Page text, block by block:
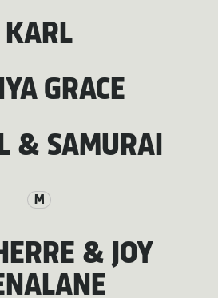
KARL
GRACE
& SAMURAI
M
& JOY